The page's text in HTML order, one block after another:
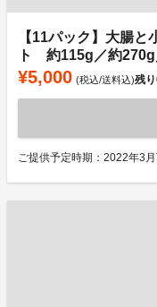
【11パック】大腸
ト 約115g／約
¥5,000 (税込/送料込)残り
ご提供予定時期：2022年3